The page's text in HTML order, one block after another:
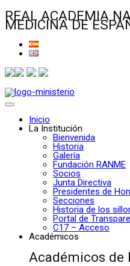
REAL ACADEMIA
MEDICINA DE
Inicio
La Institución
Bienvenida
Historia
Galería
Fundación RANME
Socios
Junta Directiva
Presidentes de
Secciones
Historia de los
Portal de
C17 – Acceso
Académicos
Académicos de